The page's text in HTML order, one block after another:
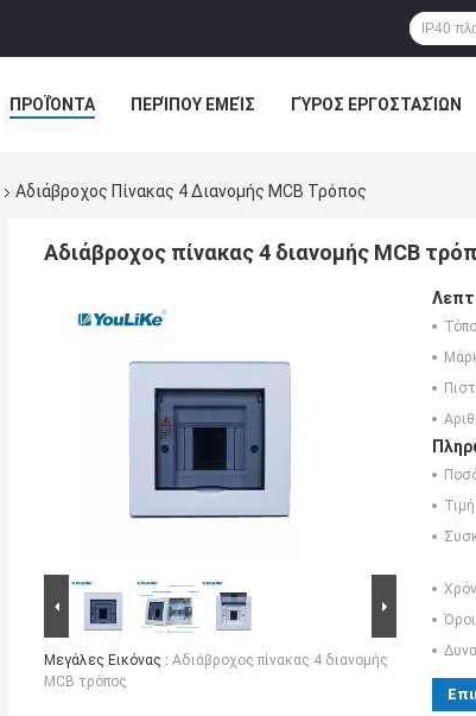
ΠΡΟΪΌΝΤΑ ΠΕΡΊΠΟΥ ΕΜΕΊΣ ΓΎΡΟΣ ΕΡΓΟΣΤΑΣΊΩΝ
Αδιάβροχος Πίνακας 4 Διανομής MCB Τρόπος
Αδιάβροχος πίνακας 4 διανομής MCB
Μεγάλες Εικόνας : Αδιάβροχος πίνακας 4 διανομής
MCB τρόπος
Τιμή: